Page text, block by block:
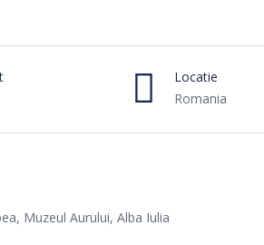
Locatie
Romania
Muzeul Aurului, Alba Iulia